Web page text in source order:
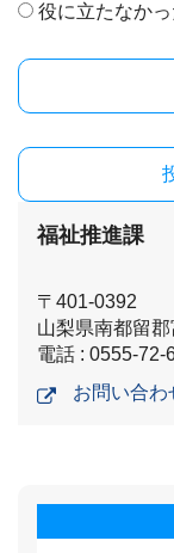
役に立たなかっ
福祉推進課
〒401-0392
山梨県南都留
電話 : 0555-72-
お問い合わ